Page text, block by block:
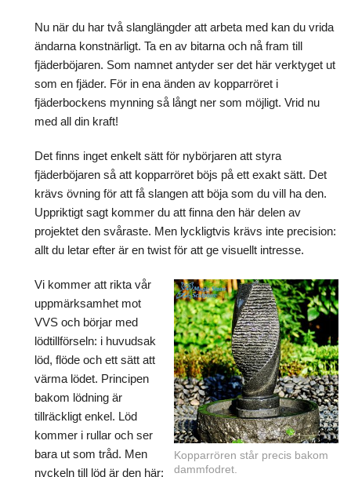
Nu när du har två slanglängder att arbeta med kan du vrida
ändarna konstnärligt. Ta en av bitarna och nå fram till
fjäderböjaren. Som namnet antyder ser det här verktyget ut
som en fjäder. För in ena änden av kopparröret i
fjäderbockens mynning så långt ner som möjligt. Vrid nu
med all din kraft!
Det finns inget enkelt sätt för nybörjaren att styra
fjäderböjaren så att kopparröret böjs på ett exakt sätt. Det
krävs övning för att få slangen att böja som du vill ha den.
Uppriktigt sagt kommer du att finna den här delen av
projektet den svåraste. Men lyckligtvis krävs inte precision:
allt du letar efter är en twist för att ge visuellt intresse.
Kopparrören står precis bakom
dammfodret.
Vi kommer att rikta vår
uppmärksamhet mot
VVS och börjar med
lödtillförseln: i huvudsak
löd, flöde och ett sätt att
värma lödet. Principen
bakom lödning är
tillräckligt enkel. Löd
kommer i rullar och ser
bara ut som tråd. Men
nyckeln till löd är den här: